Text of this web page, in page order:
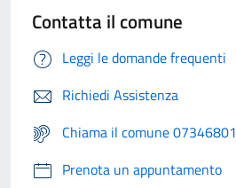
Contatta il comune
Leggi le domande frequenti
Richiedi Assistenza
Chiama il comune 07346801
Prenota un appuntamento